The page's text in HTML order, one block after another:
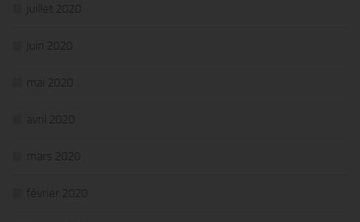
juillet 2020
juin 2020
mai 2020
avril 2020
mars 2020
février 2020